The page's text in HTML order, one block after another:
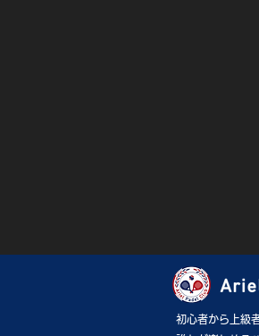
初心者から上級